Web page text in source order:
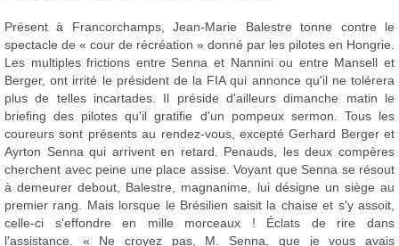
Présent à Francorchamps, Jean-Marie Balestre tonne contre le
spectacle de « cour de récréation » donné par les pilotes en Hongrie.
Les multiples frictions entre Senna et Nannini ou entre Mansell et
Berger, ont irrité le président de la FIA qui annonce qu'il ne tolérera
plus de telles incartades. Il préside d'ailleurs dimanche matin le
briefing des pilotes qu'il gratifie d'un pompeux sermon. Tous les
coureurs sont présents au rendez-vous, excepté Gerhard Berger et
Ayrton Senna qui arrivent en retard. Penauds, les deux compères
cherchent avec peine une place assise. Voyant que Senna se résout
à demeurer debout, Balestre, magnanime, lui désigne un siège au
premier rang. Mais lorsque le Brésilien saisit la chaise et s'y assoit,
celle-ci s'effondre en mille morceaux ! Éclats de rire dans
l'assistance. « Ne croyez pas, M. Senna, que je vous avais